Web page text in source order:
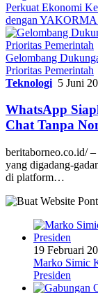
Perkuat Ekonomi
dengan
Gelombang
Prioritas Pemerintah
Teknologi 5 Juni
WhatsApp
Chat Tanpa
beritaborneo.co.id/
yang digadang-
di platform…
19 Februari
Marko Simic
Presiden